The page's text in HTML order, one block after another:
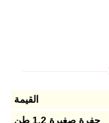
القيمة
حفرة صغيرة 1.2 طن